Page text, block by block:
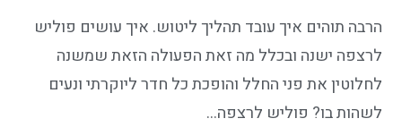
הרבה תוהים איך עובד תהליך ליטוש. איך עושים פוליש
לרצפה ישנה ובכלל מה זאת הפעולה הזאת שמשנה
לחלוטין את פני החלל והופכת כל חדר ליוקרתי ונעים
לשהות בו? פוליש לרצפה…